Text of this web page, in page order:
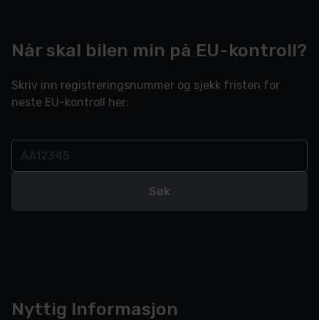
Når skal bilen min på EU-kontroll?
Skriv inn registreringsnummer og sjekk fristen for
neste EU-kontroll her:
Søk
Nyttig Informasjon